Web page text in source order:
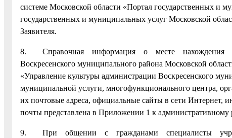
системе Московской области «Портал государственных и
государственных и муниципальных услуг Московской
Заявителя.
8. Справочная информация о месте нахождения
Воскресенского муниципального района Московской
«Управление культуры администрации Воскресенского
муниципальной услуги, многофункционального центра,
их почтовые адреса, официальные сайты в сети Интернет,
почты представлена в Приложении 1 к административному
9. При общении с гражданами специалисты